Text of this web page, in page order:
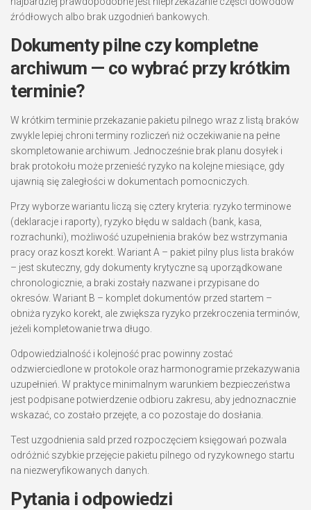
źródłowych albo brak uzgodnień bankowych.
Dokumenty pilne czy kompletne
archiwum — co wybrać przy krótkim
terminie?
W krótkim terminie przekazanie pakietu pilnego wraz z listą braków
zwykle lepiej chroni terminy rozliczeń niż oczekiwanie na pełne
skompletowanie archiwum. Jednocześnie brak planu dosyłek i
brak protokołu może przenieść ryzyko na kolejne miesiące, gdy
ujawnią się zaległości w dokumentach pomocniczych.
Przy wyborze wariantu liczą się cztery kryteria: ryzyko terminowe
(deklaracje i raporty), ryzyko błędu w saldach (bank, kasa,
rozrachunki), możliwość uzupełnienia braków bez wstrzymania
pracy oraz koszt korekt. Wariant A – pakiet pilny plus lista braków
– jest skuteczny, gdy dokumenty krytyczne są uporządkowane
chronologicznie, a braki zostały nazwane i przypisane do
okresów. Wariant B – komplet dokumentów przed startem –
obniża ryzyko korekt, ale zwiększa ryzyko przekroczenia terminów,
jeżeli kompletowanie trwa długo.
Odpowiedzialność i kolejność prac powinny zostać
odzwierciedlone w protokole oraz harmonogramie przekazywania
uzupełnień. W praktyce minimalnym warunkiem bezpieczeństwa
jest podpisane potwierdzenie odbioru zakresu, aby jednoznacznie
wskazać, co zostało przejęte, a co pozostaje do dosłania.
Test uzgodnienia sald przed rozpoczęciem księgowań pozwala
odróżnić szybkie przejęcie pakietu pilnego od ryzykownego startu
na niezweryfikowanych danych.
Pytania i odpowiedzi